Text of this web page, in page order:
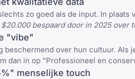
zo goed als de input. In
bespaard door in 2025 over
"vibe"
beschermend over hun cultuur.
dan in op "Professioneel en
menselijke touch